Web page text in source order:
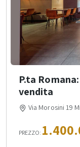
P.ta
vendita
Via Morosini 19
PREZZO: